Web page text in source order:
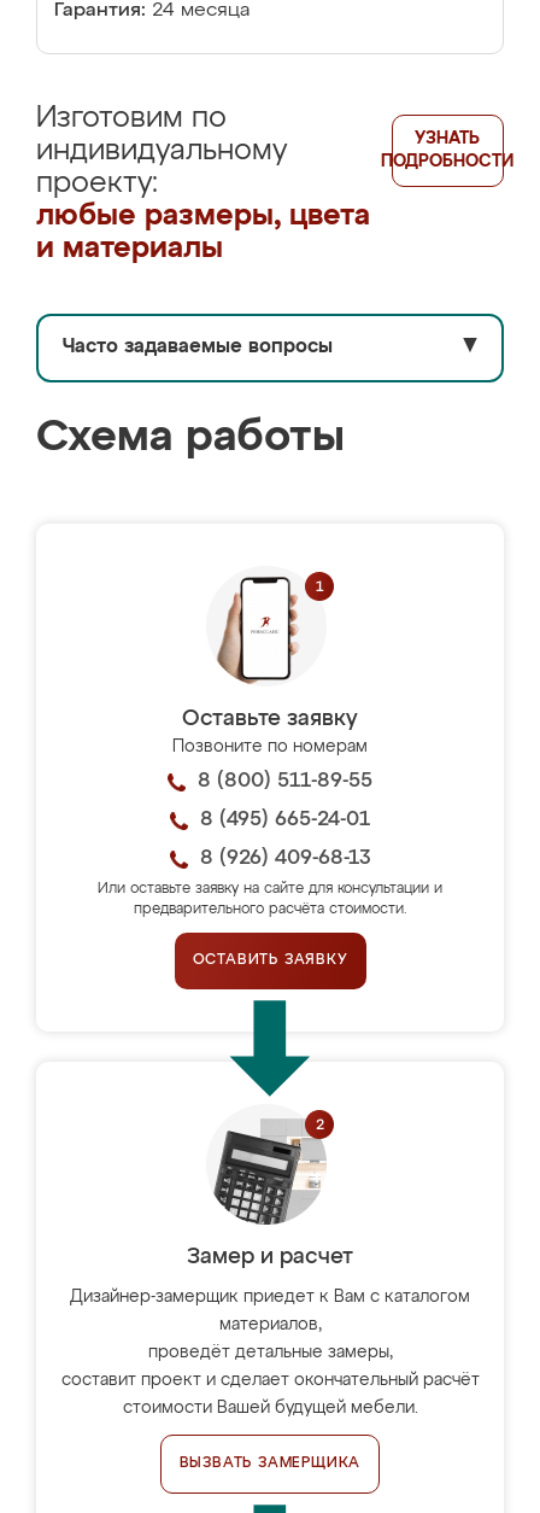
Гарантия: 24 месяца
Изготовим по
индивидуальному
проекту:
любые размеры, цвета
и материалы
УЗНАТЬ
ПОДРОБНОСТИ
Часто задаваемые вопросы ▼
Схема работы
Оставьте заявку
Позвоните по номерам
8 (800) 511-89-55
8 (495) 665-24-01
8 (926) 409-68-13
Или оставьте заявку на сайте для консультации и
предварительного расчёта стоимости.
ОСТАВИТЬ ЗАЯВКУ
Замер и расчет
Дизайнер-замерщик приедет к Вам с каталогом
материалов,
проведёт детальные замеры,
составит проект и сделает окончательный расчёт
стоимости Вашей будущей мебели.
ВЫЗВАТЬ ЗАМЕРЩИКА